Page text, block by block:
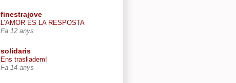
finestrajove
L’AMOR ÉS LA RESPOSTA
Fa 12 anys
solidaris
Ens traslladem!
Fa 14 anys